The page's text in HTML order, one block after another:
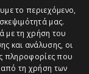
το περιεχόμενο,
μας.
με τη χρήση του
και ανάλυσης, οι
πληροφορίες που
τη χρήση των